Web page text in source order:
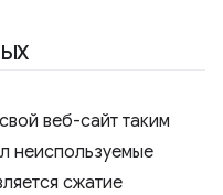
веб-сайт таким
неиспользуемые
сжатие